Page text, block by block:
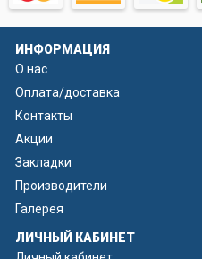
ИНФОРМАЦИЯ
О нас
Оплата/доставка
Контакты
Акции
Закладки
Производители
Галерея
ЛИЧНЫЙ КАБИНЕТ